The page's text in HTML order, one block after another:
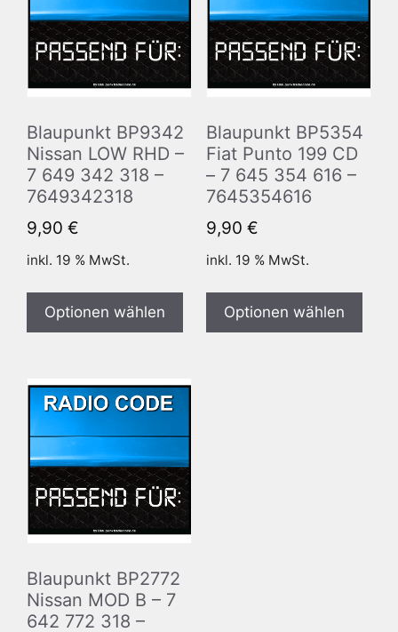
Blaupunkt BP9342
Nissan LOW RHD –
7 649 342 318 –
7649342318
9,90 €
inkl. 19 % MwSt.
Optionen wählen
Blaupunkt BP5354
Fiat Punto 199 CD
– 7 645 354 616 –
7645354616
9,90 €
inkl. 19 % MwSt.
Optionen wählen
Blaupunkt BP2772
Nissan MOD B – 7
642 772 318 –